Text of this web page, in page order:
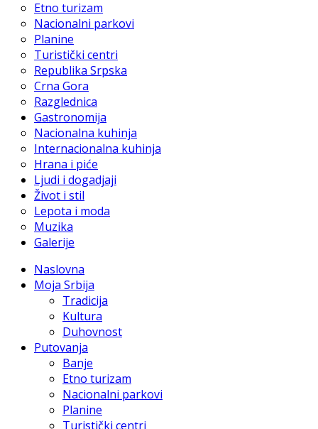
Etno turizam
Nacionalni parkovi
Planine
Turistički centri
Republika Srpska
Crna Gora
Razglednica
Gastronomija
Nacionalna kuhinja
Internacionalna kuhinja
Hrana i piće
Ljudi i dogadjaji
Život i stil
Lepota i moda
Muzika
Galerije
Naslovna
Moja Srbija
Tradicija
Kultura
Duhovnost
Putovanja
Banje
Etno turizam
Nacionalni parkovi
Planine
Turistički centri